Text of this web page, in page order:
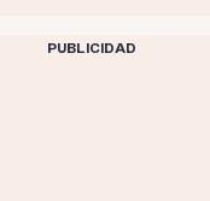
PUBLICIDAD